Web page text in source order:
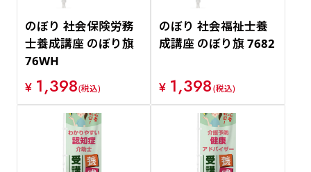
のぼり 社会保険労務
士養成講座 のぼり旗
76WH
¥ 1,398(税込)
のぼり 社会福祉士養
成講座 のぼり旗 7682
¥ 1,398(税込)